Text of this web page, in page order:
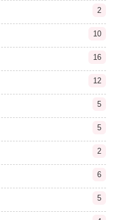
2
10
16
12
5
5
2
6
5